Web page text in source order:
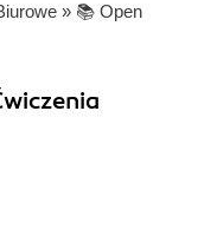
» 📚 Open